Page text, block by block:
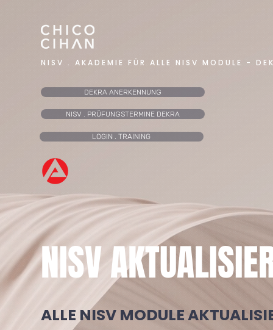
NISV . AKADEMIE FÜR ALLE NISV MODULE -
DEKRA ANERKENNUNG
NISV . PRÜFUNGSTERMINE DEKRA
LOGIN . TRAINING
NISV
ALLE NISV MODULE